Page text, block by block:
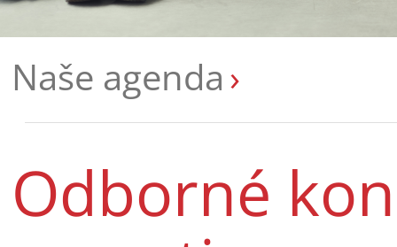
Naše agenda
Odborné